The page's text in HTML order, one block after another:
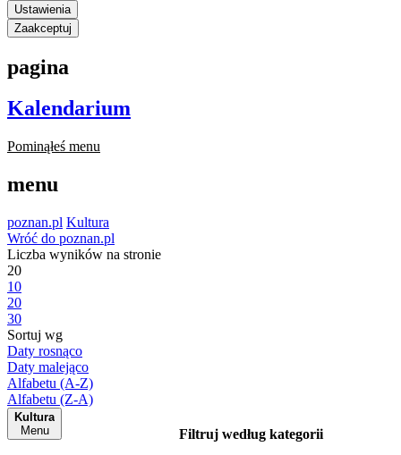
Ustawienia
Zaakceptuj
pagina
Kalendarium
Pominąłeś menu
menu
poznan.pl Kultura
Wróć do poznan.pl
Liczba wyników na stronie
20
10
20
30
Sortuj wg
Daty rosnąco
Daty malejąco
Alfabetu (A-Z)
Alfabetu (Z-A)
Kultura
Menu
Filtruj według kategorii